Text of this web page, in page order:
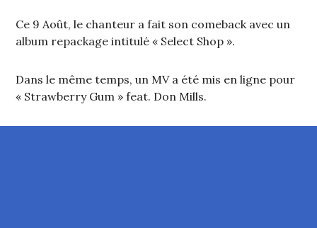
Ce 9 Août, le chanteur a fait son comeback avec un
album repackage intitulé « Select Shop ».
Dans le même temps, un MV a été mis en ligne pour
« Strawberry Gum » feat. Don Mills.